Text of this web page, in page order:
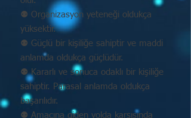
⚉ Organizasyon yeteneği oldukça
yüksektir.
⚉ Güçlü bir kişiliğe sahiptir ve maddi
anlamda oldukça güçlüdür.
⚉ Kararlı ve sonuca odaklı bir kişiliğe
sahiptir. Parasal anlamda oldukça
başarılıdır.
⚉ Amacına giden yolda karşısında